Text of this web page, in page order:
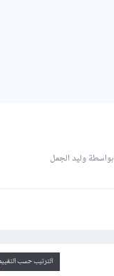
وليد الجمل
الترتيب حسب التقييم